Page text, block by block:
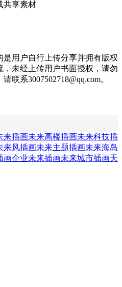
共享素材
用户自行上传分享并拥有版权
未经上传用户书面授权，请勿
联系3007502718@qq.com。
来插画未来高楼插画未来科技插
来风插画未来主题插画未来海岛
画企业未来插画未来城市插画天